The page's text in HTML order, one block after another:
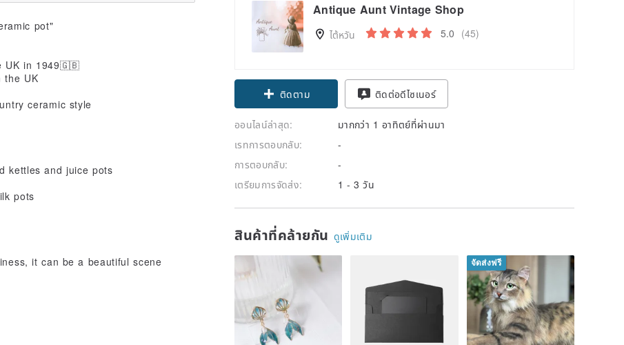
Antique Aunt Vintage Shop
ไต้หวัน 5.0 (45)
ติดตาม ติดต่อดีไซเนอร์
ออนไลน์ล่าสุด:
มากกว่า 1 อาทิตย์ที่ผ่านมา
เรทการตอบกลับ:
-
การตอบกลับ:
-
เตรียมการจัดส่ง:
1 - 3 วัน
สินค้าที่คล้ายกัน ดูเพิ่มเติม
จัดส่งฟรี
pot"
UK in 1949🇬🇧
the UK
ceramic style
kettles and juice pots
pots
it can be a beautiful scene